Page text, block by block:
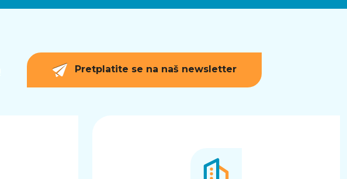
Pretplatite se na naš newsletter